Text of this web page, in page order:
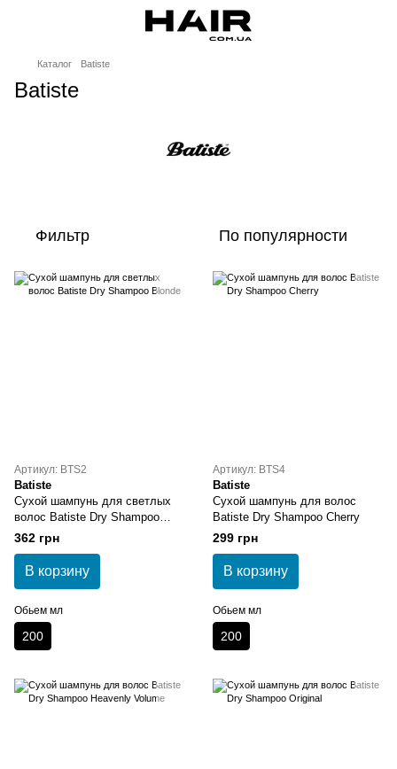
Каталог Batiste
Batiste
Фильтр По популярности
Артикул: BTS2
Batiste
Сухой шампунь для светлых
волос Batiste Dry Shampoo
Blonde
362 грн
В корзину
Обьем мл
200
Артикул: BTS4
Batiste
Сухой шампунь для волос
Batiste Dry Shampoo Cherry
299 грн
В корзину
Обьем мл
200